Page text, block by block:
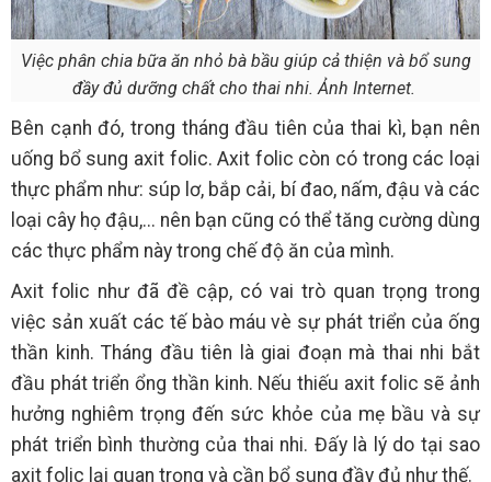
Việc phân chia bữa ăn nhỏ bà bầu giúp cả thiện và bổ sung
đầy đủ dưỡng chất cho thai nhi. Ảnh Internet.
Bên cạnh đó, trong tháng đầu tiên của thai kì, bạn nên
uống bổ sung axit folic. Axit folic còn có trong các loại
thực phẩm như: súp lơ, bắp cải, bí đao, nấm, đậu và các
loại cây họ đậu,... nên bạn cũng có thể tăng cường dùng
các thực phẩm này trong chế độ ăn của mình.
Axit folic như đã đề cập, có vai trò quan trọng trong
việc sản xuất các tế bào máu vè sự phát triển của ống
thần kinh. Tháng đầu tiên là giai đoạn mà thai nhi bắt
đầu phát triển ổng thần kinh. Nếu thiếu axit folic sẽ ảnh
hưởng nghiêm trọng đến sức khỏe của mẹ bầu và sự
phát triển bình thường của thai nhi. Đấy là lý do tại sao
axit folic lại quan trọng và cần bổ sung đầy đủ như thế.